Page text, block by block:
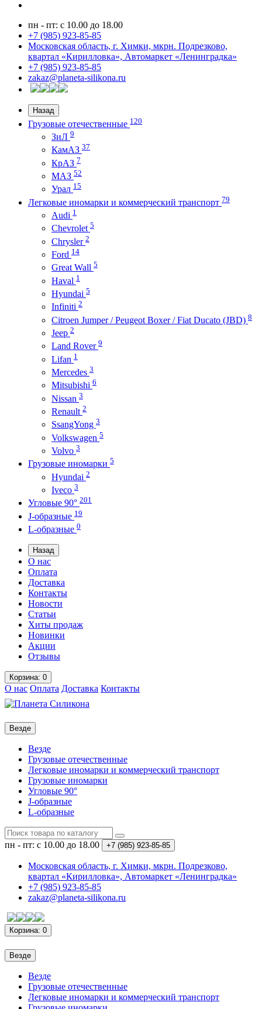
пн - пт: с 10.00 до 18.00
+7 (985) 923-85-85
Московская область, г. Химки, мкрн. Подрезково,
квартал «Кирилловка», Автомаркет «Ленинградка»
+7 (985) 923-85-85
zakaz@planeta-silikona.ru
Назад
Грузовые отечественные 120
ЗиЛ 9
КамАЗ 37
КрАЗ 7
МАЗ 52
Урал 15
Легковые иномарки и коммерческий транспорт 79
Audi 1
Chevrolet 5
Chrysler 2
Ford 14
Great Wall 5
Haval 1
Hyundai 5
Infiniti 2
Citroen Jumper / Peugeot Boxer / Fiat Ducato (JBD) 8
Jeep 2
Land Rover 9
Lifan 1
Mercedes 3
Mitsubishi 6
Nissan 3
Renault 2
SsangYong 3
Volkswagen 5
Volvo 3
Грузовые иномарки 5
Hyundai 2
Iveco 3
Угловые 90° 201
J-образные 19
L-образные 0
Назад
О нас
Оплата
Доставка
Контакты
Новости
Статьи
Хиты продаж
Новинки
Акции
Отзывы
Корзина: 0
О нас Оплата Доставка Контакты
Везде
Везде
Грузовые отечественные
Легковые иномарки и коммерческий транспорт
Грузовые иномарки
Угловые 90°
J-образные
L-образные
пн - пт: с 10.00 до 18.00 +7 (985) 923-85-85
Московская область, г. Химки, мкрн. Подрезково,
квартал «Кирилловка», Автомаркет «Ленинградка»
+7 (985) 923-85-85
zakaz@planeta-silikona.ru
Корзина: 0
Везде
Везде
Грузовые отечественные
Легковые иномарки и коммерческий транспорт